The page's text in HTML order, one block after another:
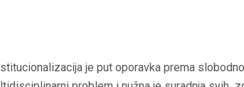
je put oporavka prema